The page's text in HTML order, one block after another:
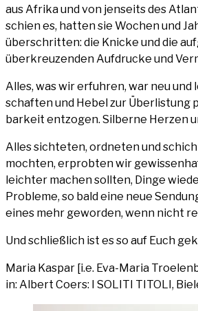
aus Afri­ka und von jen­seits des
schien es, hat­ten sie Wochen und
über­schrit­ten: die Kni­cke und die
über­kreu­zen­den Auf­dru­cke und
Alles, was wir erfuh­ren, war neu
schaf­ten und Hebel zur Über­lis­tung
bar­keit ent­zo­gen. Sil­ber­ne Her­zen
Alles sich­te­ten, ord­ne­ten und
moch­ten, erprob­ten wir
leich­ter machen soll­ten, Din­ge
Pro­ble­me, so bald eine neue
eines mehr gewor­den, wenn nicht
Und schließ­lich ist es so auf Euch
Maria Kas­par [i.e. Eva-Maria
in: Albert Coers: I SOLI­TI TITO­LI,